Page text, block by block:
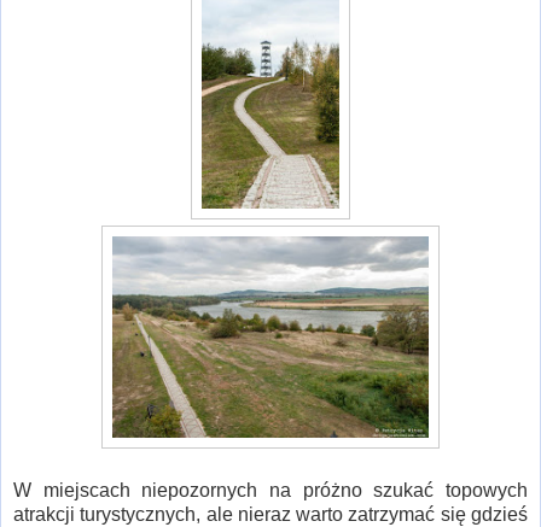
W miejscach niepozornych na próżno szukać topowych
atrakcji turystycznych, ale nieraz warto zatrzymać się gdzieś